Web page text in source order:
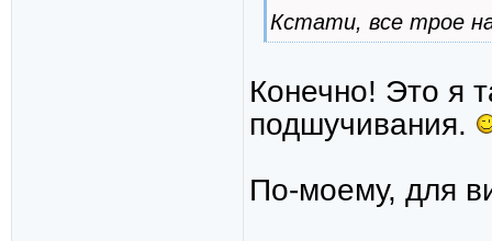
Кстати, все трое
Конечно! Это я
подшучивания.
По-моему, для